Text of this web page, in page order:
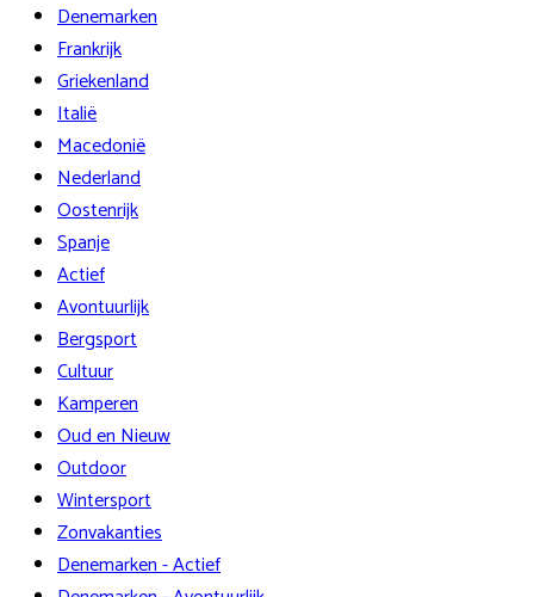
Denemarken
Frankrijk
Griekenland
Italië
Macedonië
Nederland
Oostenrijk
Spanje
Actief
Avontuurlijk
Bergsport
Cultuur
Kamperen
Oud en Nieuw
Outdoor
Wintersport
Zonvakanties
Denemarken - Actief